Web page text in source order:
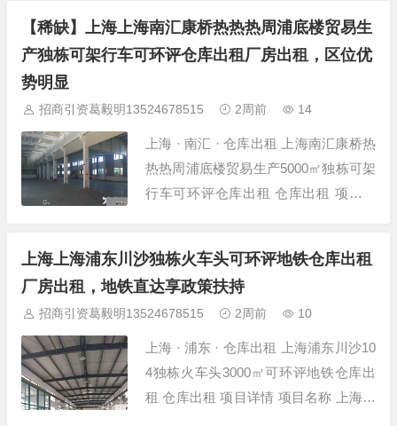
位置 上海-浦东-金桥-金桥自贸区12号/9
号线地铁站 建筑面积 3000㎡ 层高 4.5
【稀缺】上海上海南汇康桥热热热周浦底楼贸易生
产独栋可架行车可环评仓库出租厂房出租，区位优
势明显
招商引资葛毅明13524678515 2周前 14
上海 · 南汇 · 仓库出租 上海南汇康桥热
热热周浦底楼贸易生产5000㎡独栋可架
行车可环评仓库出租 仓库出租 项目详
所在位置 上海-南汇-康桥-周浦康桥生产
厂房仓库 建筑面积 5000㎡ 层高 6米 层
数 单层厂房...
上海上海浦东川沙独栋火车头可环评地铁仓库出租
厂房出租，地铁直达享政策扶持
招商引资葛毅明13524678515 2周前 10
上海 · 浦东 · 仓库出租 上海浦东川沙10
4独栋火车头3000㎡可环评地铁仓库出
租 仓库出租 项目详情 项目名称 上海浦